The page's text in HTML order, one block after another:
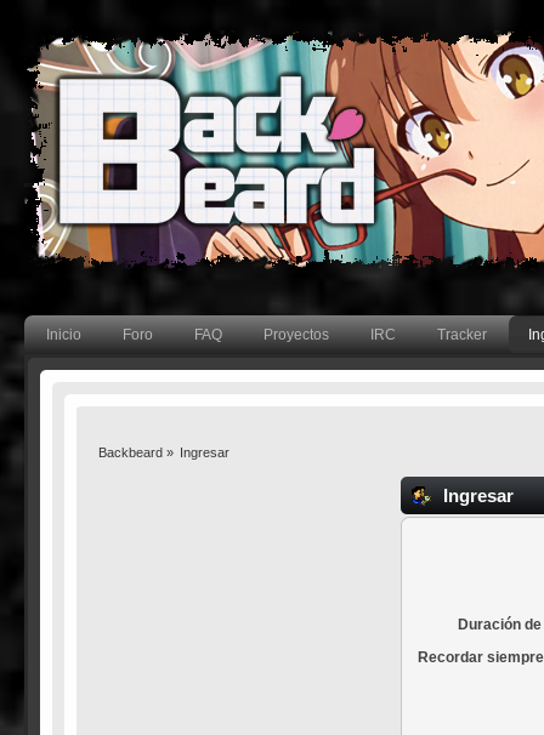
Inicio Foro FAQ Proyectos IRC Tracker
Backbeard» Ingresar
Ingresar
Duración
Recordar